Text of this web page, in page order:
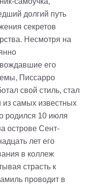
долгий путь
секретов
Несмотря на
его
Писсарро
свой стиль, стал
из самых известных
родился 10 июля
острове Сент-
лет его
в коллеж
страсть к
проводит в